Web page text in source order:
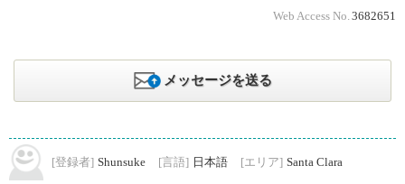
Web Access No. 3682651
メッセージを送る
[登録者] Shunsuke [言語] 日本語 [エリア] Santa Clara